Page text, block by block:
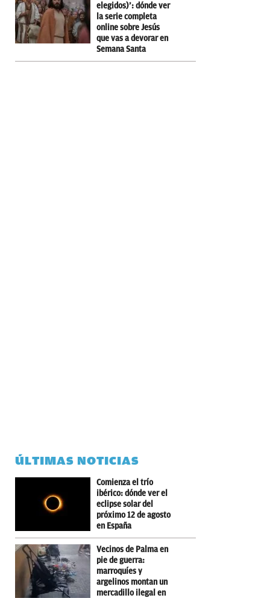
elegidos)’: dónde ver
la serie completa
online sobre Jesús
que vas a devorar en
Semana Santa
ÚLTIMAS NOTICIAS
Comienza el trío
ibérico: dónde ver el
eclipse solar del
próximo 12 de agosto
en España
Vecinos de Palma en
pie de guerra:
marroquíes y
argelinos montan un
mercadillo ilegal en